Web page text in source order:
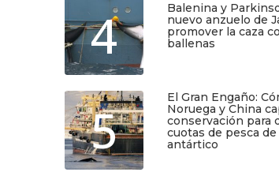
4
Balenina y
nuevo anzuelo de
promover la caza
ballenas
5
El Gran Engaño:
Noruega y China
conservación para
cuotas de pesca
antártico